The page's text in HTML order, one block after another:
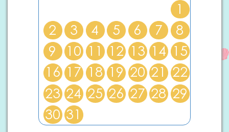
1
2
3 4 5 6 7
8
9 10 11 12 13 14 15
16 17 18 19 20 21 22
23 24 25 26 27 28 29
30 31